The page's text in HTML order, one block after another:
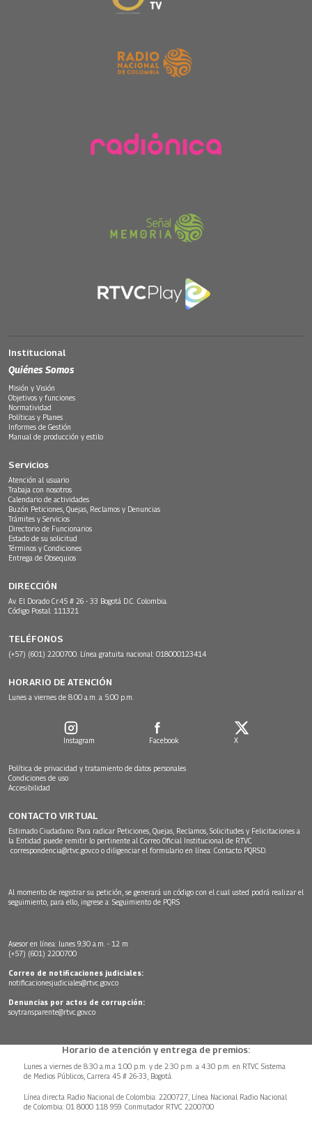
Institucional
Quiénes Somos
Misión y Visión
Objetivos y funciones
Normatividad
Políticas y Planes
Informes de Gestión
Manual de producción y estilo
Servicios
Atención al usuario
Trabaja con nosotros
Calendario de actividades
Buzón Peticiones, Quejas, Reclamos y Denuncias
Trámites y Servicios
Directorio de Funcionarios
Estado de su solicitud
Términos y Condiciones
Entrega de Obsequios
DIRECCIÓN
Av. El Dorado Cr.45 # 26 - 33 Bogotá D.C. Colombia.
Código Postal: 111321
TELÉFONOS
(+57) (601) 2200700. Línea gratuita nacional: 018000123414
HORARIO DE ATENCIÓN
Lunes a viernes de 8:00 a.m. a 5:00 p.m.
Instagram Facebook X
Política de privacidad y tratamiento de datos personales
Condiciones de uso
Accesibilidad
CONTACTO VIRTUAL
Estimado Ciudadano: Para radicar Peticiones, Quejas, Reclamos, Solicitudes y Felicitaciones a
la Entidad puede remitir lo pertinente al Correo Oficial Institucional de RTVC
correspondencia@rtvc.gov.co o diligenciar el formulario en línea: Contacto PQRSD.
Al momento de registrar su petición, se generará un código con el cual usted podrá realizar el
seguimiento, para ello, ingrese a: Seguimiento de PQRS
Asesor en línea: lunes 9:30 a.m. - 12 m
(+57) (601) 2200700
Correo de notificaciones judiciales:
notificacionesjudiciales@rtvc.gov.co
Denuncias por actos de corrupción:
soytransparente@rtvc.gov.co
Horario de atención y entrega de premios:
Lunes a viernes de 8:30 a.m.a 1:00 p.m. y de 2:30 p.m. a 4:30 p.m. en RTVC Sistema
de Medios Públicos, Carrera 45 # 26-33, Bogotá.
Línea directa Radio Nacional de Colombia: 2200727, Línea Nacional Radio Nacional
de Colombia: 01 8000 118 959. Conmutador RTVC 2200700